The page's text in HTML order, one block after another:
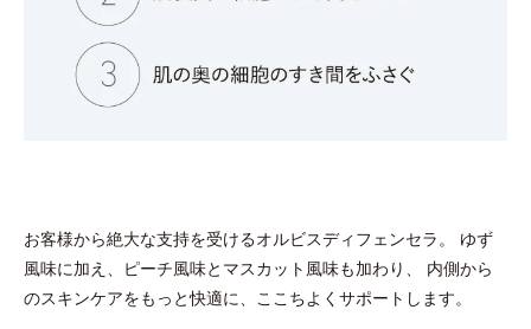
お客様から絶大な支持を受けるオルビスディフェンセラ。 ゆず
風味に加え、ピーチ風味とマスカット風味も加わり、 内側から
のスキンケアをもっと快適に、ここちよくサポートします。